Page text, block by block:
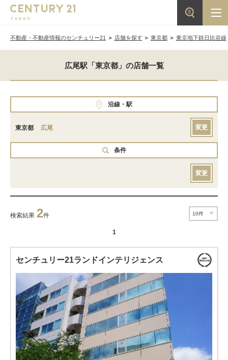
不動産・不動産情報のセンチュリー21 店舗を探す 東京都 東京地下鉄日比谷線
広尾駅「東京都」の店舗一覧
沿線・駅
東京都 広尾 変更
条件
変更
検索結果 2件
1
センチュリー21ランドインテリジェンス